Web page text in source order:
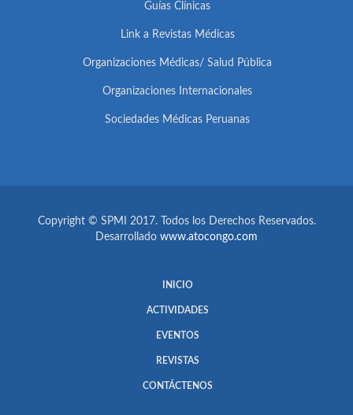
Guías Clínicas
Link a Revistas Médicas
Organizaciones Médicas/ Salud Pública
Organizaciones Internacionales
Sociedades Médicas Peruanas
Copyright © SPMI 2017. Todos los Derechos Reservados.
Desarrollado www.atocongo.com
INICIO
ACTIVIDADES
EVENTOS
REVISTAS
CONTÁCTENOS